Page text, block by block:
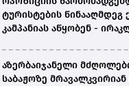
ტურისტების წინააღმდეგ
კამპანიას აწყობენ -
აზერბაიჯანელი
საბაჟოზე